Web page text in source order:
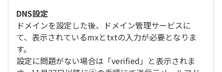
DNS設定
ドメインを設定した後、ドメイン管理サービスに
て、表示されているmxとtxtの入力が必要となりま
す。
設定に問題がない場合は「verified」と表示されま